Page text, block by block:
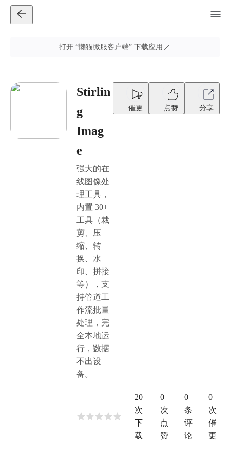
打开 “懒猫微服客户端” 下载应用
Stirlin
g
Imag
e
强大的在
线图像处
理工具，
内置 30+
工具（裁
剪、压
缩、转
换、水
印、拼接
等），支
持管道工
作流批量
处理，完
全本地运
行，数据
不出设
备。
催更 点赞 分享
20
次
下
载
0
次
点
赞
0
条
评
论
0
次
催
更